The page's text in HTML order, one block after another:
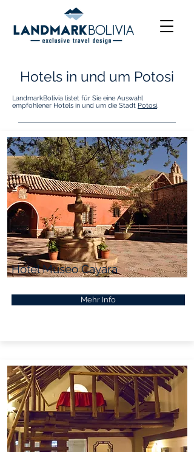
Hotels in und um Potosi
LandmarkBolivia listet für Sie eine Auswahl
empfohlener Hotels in und um die Stadt Potosi.
Hotel Museo Cayara
Mehr Info